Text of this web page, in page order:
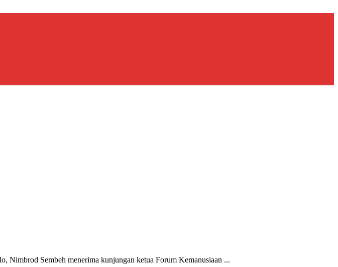
Nimbrod Sembeh menerima kunjungan ketua Forum Kemanusiaan ...